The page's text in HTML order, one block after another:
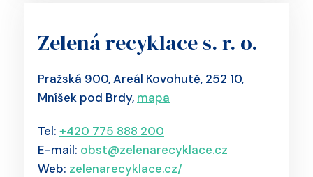
Zelená recyklace s. r. o.
Pražská 900, Areál Kovohutě, 252 10,
Mníšek pod Brdy, mapa
Tel: +420 775 888 200
E-mail: obst@zelenarecyklace.cz
Web: zelenarecyklace.cz/